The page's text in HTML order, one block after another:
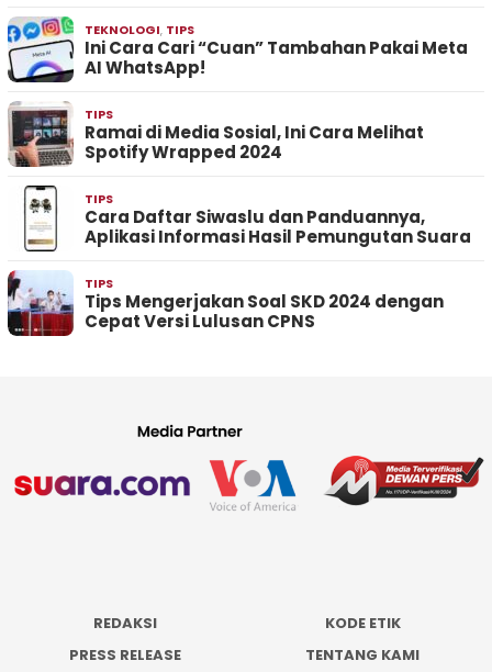
TEKNOLOGI, TIPS
Ini Cara Cari “Cuan” Tambahan Pakai Meta
AI WhatsApp!
TIPS
Ramai di Media Sosial, Ini Cara Melihat
Spotify Wrapped 2024
TIPS
Cara Daftar Siwaslu dan Panduannya,
Aplikasi Informasi Hasil Pemungutan Suara
TIPS
Tips Mengerjakan Soal SKD 2024 dengan
Cepat Versi Lulusan CPNS
REDAKSI
KODE ETIK
PRESS RELEASE
TENTANG KAMI